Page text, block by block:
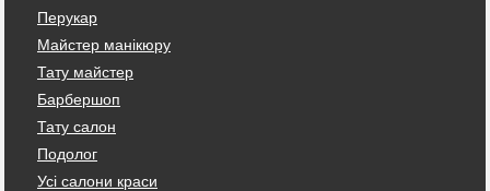
Перукар
Майстер манікюру
Тату майстер
Барбершоп
Тату салон
Подолог
Усі салони краси